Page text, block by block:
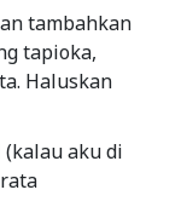
tambahkan
tapioka,
Haluskan
aku di